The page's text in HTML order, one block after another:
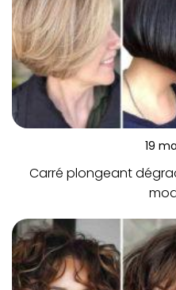
19
Carré plongeant